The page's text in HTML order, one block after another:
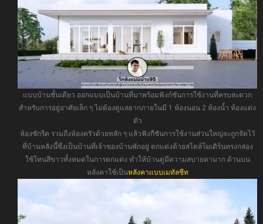
แบบบ้านชั้นเดียว ออกแบบเป็นบ้านที่มาพร้อมฟังก์ชันการใช้งานที่ครบสะดวก
สำหรับการอยู่อาศัยเล็ก ๆ ไม่ต้องดูแลยากภายในมี 1 ห้องนอน 2 ห้องน้ำ ห้องแต่ง
ตัว
ห้องซักรีด รวมถึงห้องครัวด้วยหลัก ๆ แล้วฟังกืชันการใช้งานส่วนใหญ่จะถูกจัดไว้
ที่บ้านหลังนี้ซึ่งเป็นบ้านที่เจ้าของบ้านพักอยู่ ตกแต่งด้วยสไตล์โมเดิร์นทรงกล่อง
ใช้โทนสีขาวทั้งหมดในการตกแต่ง ทำให้บ้านดูมีความสบายตามาก ด้านบน
หลังคาใช้เป็นหลังคาแบบเมทัลชีท